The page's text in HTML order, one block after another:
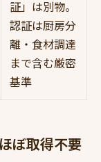
証」は別物。
認証は厨房分
離・食材調達
まで含む厳密
基準
ぼ取得不要